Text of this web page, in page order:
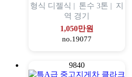
형식 디젤식 | 톤수 3톤 | 지
역 경기
1,050만원
no.19077
9840